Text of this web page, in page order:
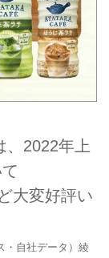
、2022年上
大変好評い
・自社データ）綾